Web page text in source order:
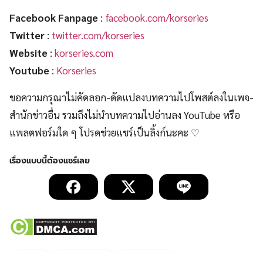
Facebook Fanpage : facebook.com/korseries
Twitter : twitter.com/korseries
Website : korseries.com
Youtube : Korseries
ขอความกรุณาไม่คัดลอก-ดัดแปลงบทความไปโพสต์ลงในเพจ-
สำนักข่าวอื่น รวมถึงไม่นำบทความไปอ่านลง YouTube หรือ
แพลตฟอร์มใด ๆ โปรดช่วยแชร์เป็นลิ้งก์นะคะ ♡